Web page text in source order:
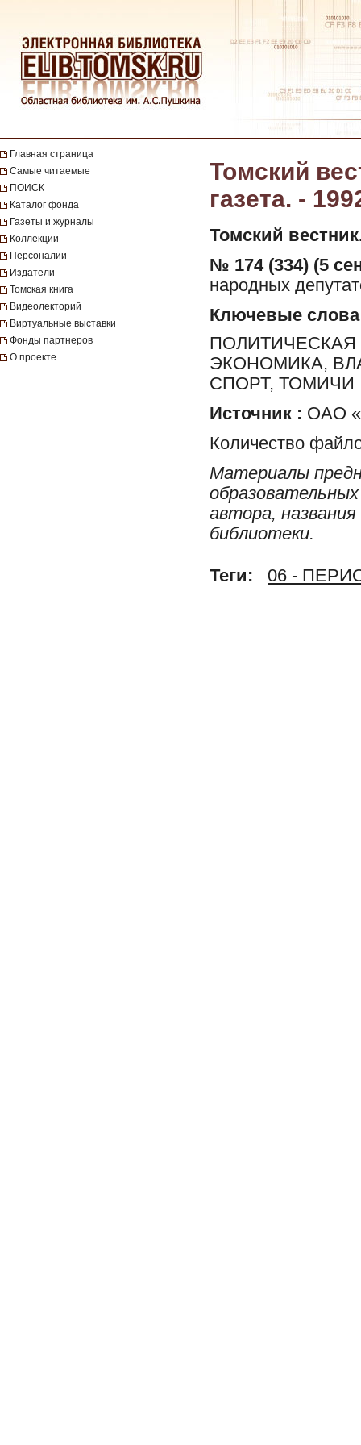
Главная страница
Самые читаемые
ПОИСК
Каталог фонда
Газеты и журналы
Коллекции
Персоналии
Издатели
Томская книга
Видеолекторий
Виртуальные выставки
Фонды партнеров
О проекте
Томский
газета. -
Томский
№ 174 (334) (5
народных
Ключевые слова
ЭКОНОМИКА,
СПОРТ, ТОМИЧИ
Источник : ОАО
Количество
Материалы
автора,
библиотеки.
Теги: 06 -